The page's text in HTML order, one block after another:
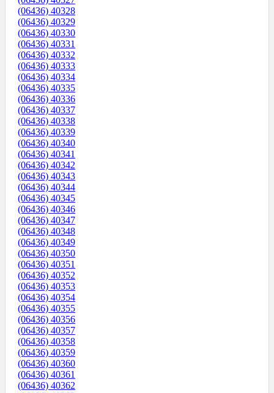
(06436) 40328
(06436) 40329
(06436) 40330
(06436) 40331
(06436) 40332
(06436) 40333
(06436) 40334
(06436) 40335
(06436) 40336
(06436) 40337
(06436) 40338
(06436) 40339
(06436) 40340
(06436) 40341
(06436) 40342
(06436) 40343
(06436) 40344
(06436) 40345
(06436) 40346
(06436) 40347
(06436) 40348
(06436) 40349
(06436) 40350
(06436) 40351
(06436) 40352
(06436) 40353
(06436) 40354
(06436) 40355
(06436) 40356
(06436) 40357
(06436) 40358
(06436) 40359
(06436) 40360
(06436) 40361
(06436) 40362